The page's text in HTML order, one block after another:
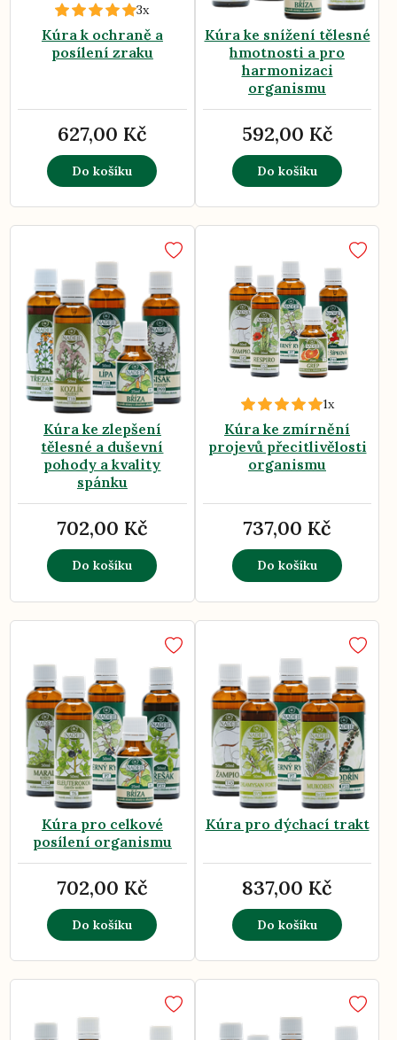
3x
Kúra k ochraně a
posílení zraku
627,00 Kč
Do košíku
Kúra ke snížení tělesné
hmotnosti a pro
harmonizaci
organismu
592,00 Kč
Do košíku
Kúra ke zlepšení
tělesné a duševní
pohody a kvality
spánku
702,00 Kč
Do košíku
1x
Kúra ke zmírnění
projevů přecitlivělosti
organismu
737,00 Kč
Do košíku
Kúra pro celkové
posílení organismu
702,00 Kč
Do košíku
Kúra pro dýchací trakt
837,00 Kč
Do košíku